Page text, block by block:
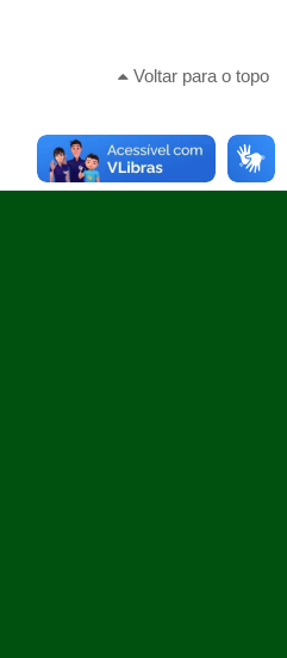
Voltar para o topo